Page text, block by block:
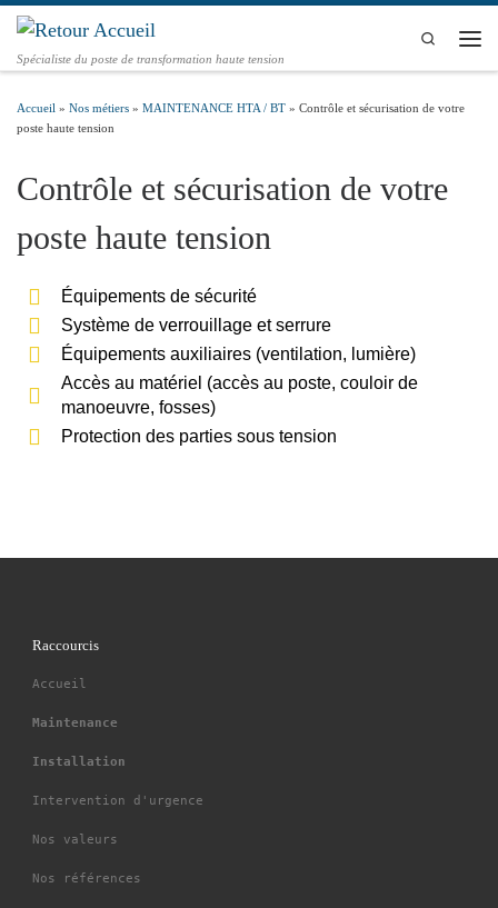
Passer au contenu
Spécialiste du poste de transformation haute tension
Search
Accueil » Nos métiers » MAINTENANCE HTA / BT » Contrôle et sécurisation de votre
poste haute tension
Contrôle et sécurisation de votre
poste haute tension
Équipements de sécurité
Système de verrouillage et serrure
Équipements auxiliaires (ventilation, lumière)
Accès au matériel (accès au poste, couloir de
manoeuvre, fosses)
Protection des parties sous tension
Raccourcis
Accueil
Maintenance
Installation
Intervention d'urgence
Nos valeurs
Nos références